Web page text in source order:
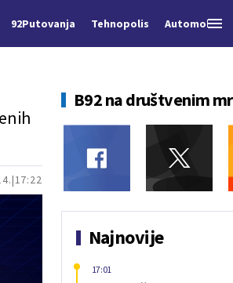
92Putovanja Tehnopolis Automobili
17:22
B92 na društvenim
Najnovije
17:01